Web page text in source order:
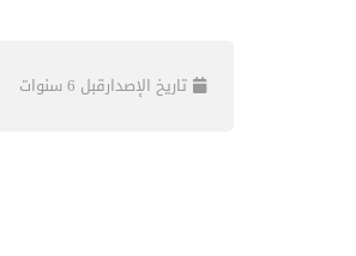
تاريخ الإصدارقبل 6 سنوات